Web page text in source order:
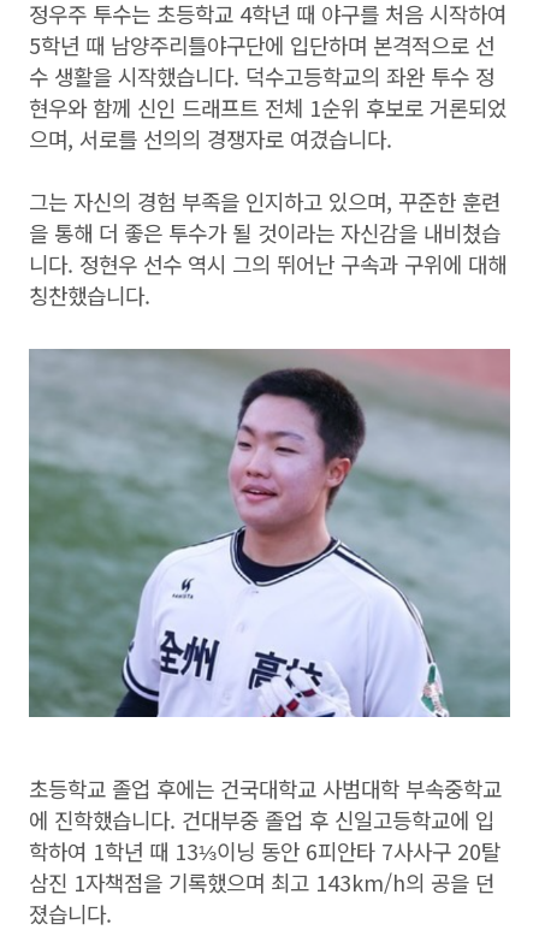
정우주 투수는 초등학교 4학년 때 야구를 처음 시작하여
5학년 때 남양주리틀야구단에 입단하며 본격적으로 선
수 생활을 시작했습니다. 덕수고등학교의 좌완 투수 정
현우와 함께 신인 드래프트 전체 1순위 후보로 거론되었
으며, 서로를 선의의 경쟁자로 여겼습니다.
그는 자신의 경험 부족을 인지하고 있으며, 꾸준한 훈련
을 통해 더 좋은 투수가 될 것이라는 자신감을 내비쳤습
니다. 정현우 선수 역시 그의 뛰어난 구속과 구위에 대해
칭찬했습니다.
초등학교 졸업 후에는 건국대학교 사범대학 부속중학교
에 진학했습니다. 건대부중 졸업 후 신일고등학교에 입
학하여 1학년 때 13⅓이닝 동안 6피안타 7사사구 20탈
삼진 1자책점을 기록했으며 최고 143km/h의 공을 던
졌습니다.